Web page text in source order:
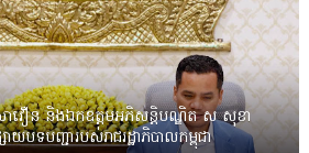
ាវឿន និងឯកឧត្តមអភិសន្តិបណ្ឌិត ស សុខា
បទបញ្ជារបស់រាជរដ្ឋាភិបាលកម្ពុជា